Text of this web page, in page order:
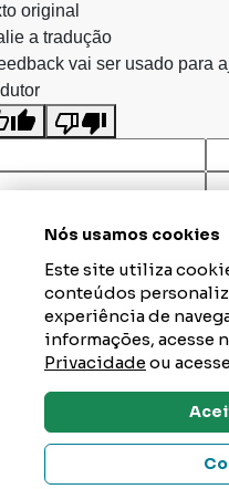
Nós usamos cookies
Este site utiliza
conteúdos
experiência de
informações, acesse
Privacidadeou
original
a tradução
vai ser usado para